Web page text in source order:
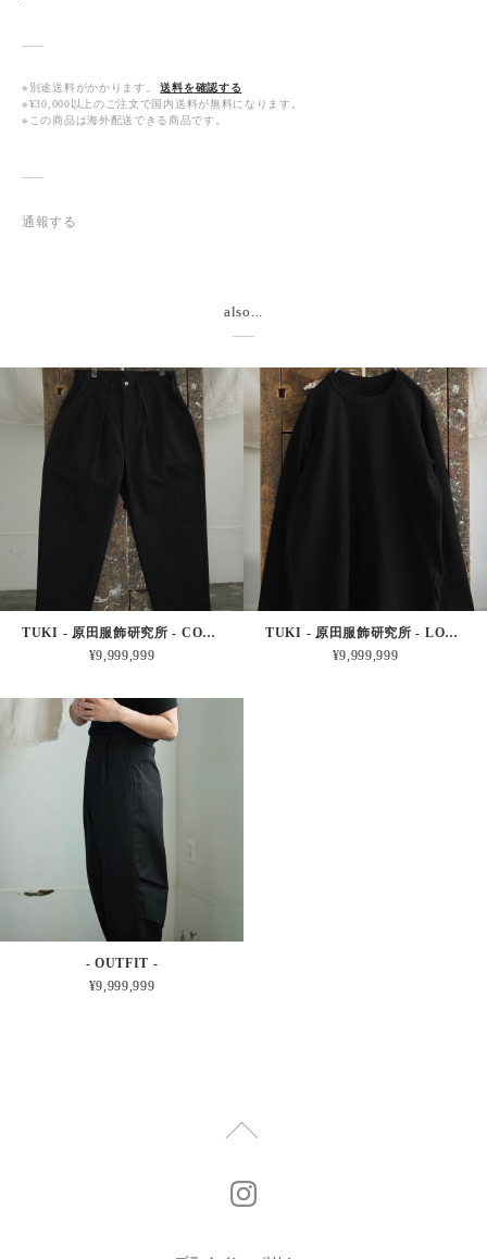
※別途送料がかかります。
送料を確認する
※¥30,000以上のご注文で国内送料が無料になります。
※この商品は海外配送できる商品です。
通報する
also...
TUKI - 原田服飾研究所 - COMBAT PANTS - BLACK
¥9,999,999
TUKI - 原田服飾研究所 - LONG SLEEVE T (BLACK)
¥9,999,999
- OUTFIT -
¥9,999,999